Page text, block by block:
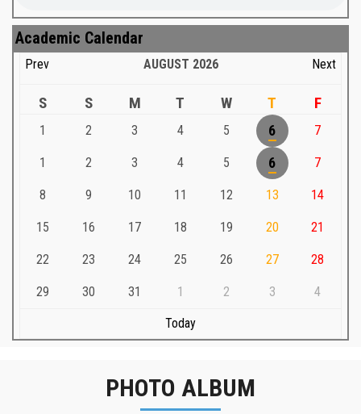
Academic Calendar
Prev AUGUST 2026 Next
S S M T W T F
1 2 3 4 5 6 7
1 2 3 4 5 6 7
8 9 10 11 12 13 14
15 16 17 18 19 20 21
22 23 24 25 26 27 28
29 30 31 1 2 3 4
Today
PHOTO ALBUM